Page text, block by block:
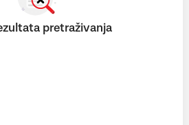
pretraživanja